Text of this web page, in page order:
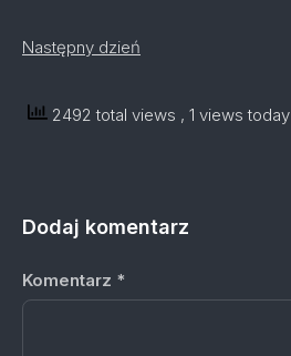
Następny dzień
2492 total views , 1 views today
Dodaj komentarz
Komentarz *